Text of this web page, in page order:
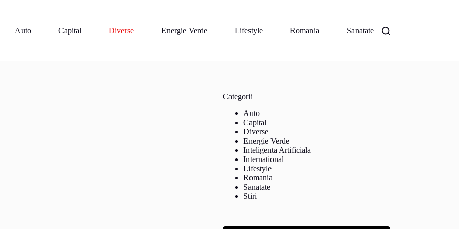
Auto
Capital Diverse Energie Verde Lifestyle Romania Sanatate
Categorii
Auto
Capital
Diverse
Energie Verde
Inteligenta Artificiala
International
Lifestyle
Romania
Sanatate
Stiri